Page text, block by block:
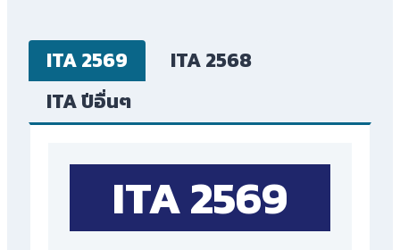
ITA 2569
ITA 2568
ITA ปีอื่นๆ
ITA 2569